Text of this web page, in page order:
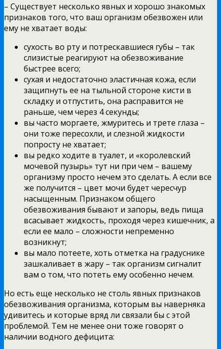
– Существует несколько явных и хорошо знакомых
признаков того, что ваш организм обезвожен или
ему не хватает воды:
сухость во рту и потрескавшиеся губы – так
слизистые реагируют на обезвоживание
быстрее всего;
сухая и недостаточно эластичная кожа, если
защипнуть ее на тыльной стороне кисти в
складку и отпустить, она расправится не
раньше, чем через 4 секунды;
вы часто моргаете, жмуритесь и трете глаза –
они тоже пересохли, и слезной жидкости
попросту не хватает;
вы редко ходите в туалет, и «королевский
мочевой пузырь» тут ни при чем – вашему
организму просто нечем это сделать. А если все
же получится – цвет мочи будет чересчур
насыщенным. Признаком общего
обезвоживания бывают и запоры, ведь пища
всасывает жидкость, проходя через кишечник, а
если ее мало – сложности непременно
возникнут;
вы мало потеете, хоть отметка на градуснике
зашкаливает в жару – так организм сигналит
вам о том, что потеть ему особенно нечем.
Но есть еще несколько не столь явных признаков
обезвоживания организма, которым вы наверняка
удивитесь и которые вряд ли связали бы с этой
проблемой. Тем не менее они тоже говорят о
наличии водного дефицита: